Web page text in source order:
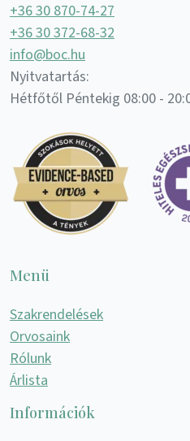
+36 30 870-74-27
+36 30 372-68-32
info@boc.hu
Nyitvatartás:
Hétfőtől Péntekig 08:00 -
Menü
Szakrendelések
Orvosaink
Rólunk
Árlista
Információk